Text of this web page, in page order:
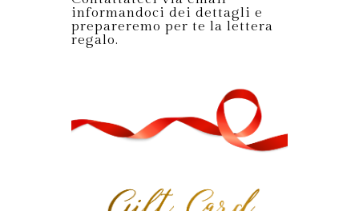
informandoci dei dettagli e
prepareremo per te la lettera
regalo.